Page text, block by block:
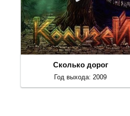
Сколько дорог
Год выхода: 2009